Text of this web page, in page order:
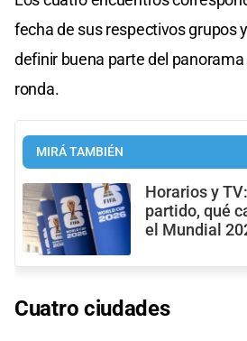
fecha de sus respectivos grupos
definir buena parte del
ronda.
MIRÁ TAMBIÉN
Horarios y
partido, qué
el Mundial
Cuatro ciudades